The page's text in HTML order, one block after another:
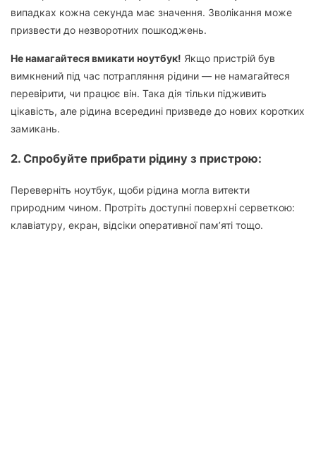
випадках кожна секунда має значення. Зволікання може
призвести до незворотних пошкоджень.
Не намагайтеся вмикати ноутбук! Якщо пристрій був
вимкнений під час потрапляння рідини — не намагайтеся
перевірити, чи працює він. Така дія тільки підживить
цікавість, але рідина всередині призведе до нових коротких
замикань.
2. Спробуйте прибрати рідину з пристрою:
Переверніть ноутбук, щоби рідина могла витекти
природним чином. Протріть доступні поверхні серветкою:
клавіатуру, екран, відсіки оперативної пам’яті тощо.